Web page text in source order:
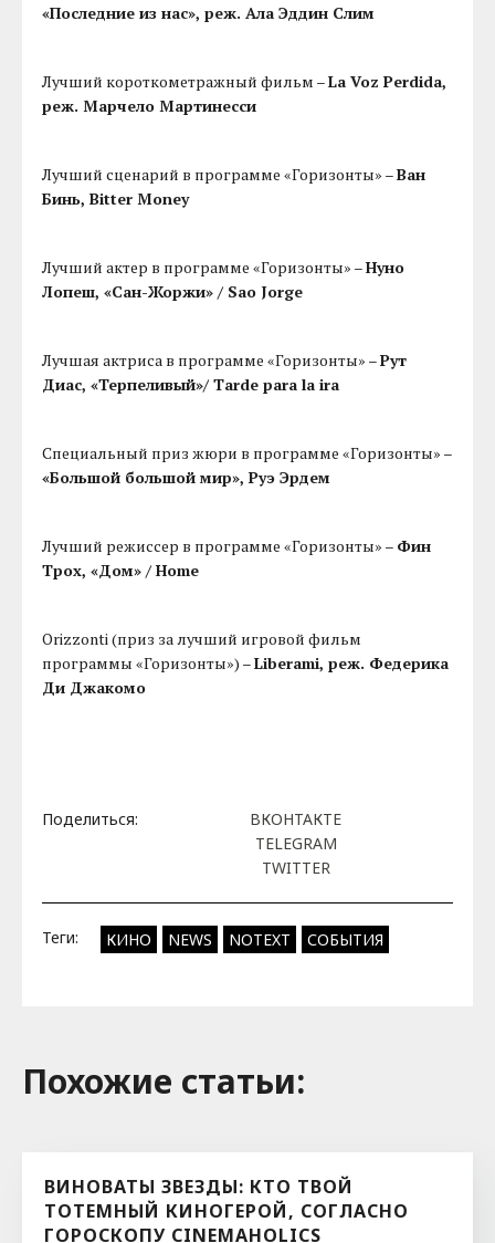
«Последние из нас», реж. Ала Эддин Слим
Лучший короткометражный фильм –La Voz Perdida,
реж. Марчело Мартинесси
Лучший сценарий в программе «Горизонты» –Ван
Бинь, Bitter Money
Лучший актер в программе «Горизонты» –Нуно
Лопеш, «Сан-Жоржи» / Sao Jorge
Лучшая актриса в программе «Горизонты» –Рут
Диаc, «Терпеливый»/ Tarde para la ira
Специальный приз жюри в программе «Горизонты» –
«Большой большой мир», Руэ Эрдем
Лучший режиссер в программе «Горизонты» – Фин
Трох, «Дом» / Home
Orizzonti (приз за лучший игровой фильм
программы «Горизонты») –Liberami, реж. Федерика
Ди Джакомо
Поделиться:
ВКОНТАКТЕ
TELEGRAM
TWITTER
Теги: КИНО NEWS NOTEXT СОБЫТИЯ
Похожие cтатьи:
ВИНОВАТЫ ЗВЕЗДЫ: КТО ТВОЙ
ТОТЕМНЫЙ КИНОГЕРОЙ, СОГЛАСНО
ГОРОСКОПУ CINEMAHOLICS